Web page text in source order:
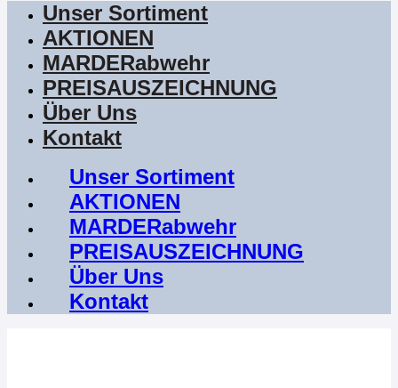
Unser Sortiment
AKTIONEN
MARDERabwehr
PREISAUSZEICHNUNG
Über Uns
Kontakt
Unser Sortiment
AKTIONEN
MARDERabwehr
PREISAUSZEICHNUNG
Über Uns
Kontakt